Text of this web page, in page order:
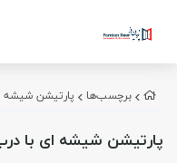
برچسب‌ها پارتیشن شیشه
پارتیشن شیشه ای با